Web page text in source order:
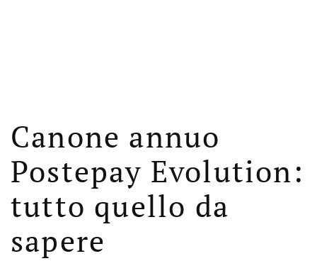
Canone annuo
Postepay Evolution:
tutto quello da
sapere